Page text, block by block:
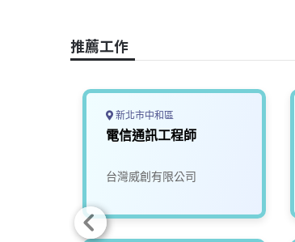
k
推薦工作
新北市中和區
電信通訊工程師
台灣威創有限公司